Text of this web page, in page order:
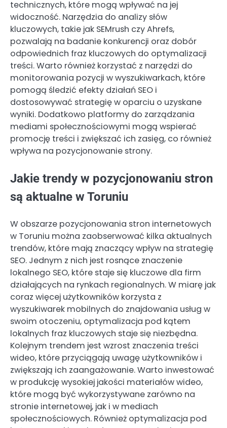
technicznych, które mogą wpływać na jej
widoczność. Narzędzia do analizy słów
kluczowych, takie jak SEMrush czy Ahrefs,
pozwalają na badanie konkurencji oraz dobór
odpowiednich fraz kluczowych do optymalizacji
treści. Warto również korzystać z narzędzi do
monitorowania pozycji w wyszukiwarkach, które
pomogą śledzić efekty działań SEO i
dostosowywać strategię w oparciu o uzyskane
wyniki. Dodatkowo platformy do zarządzania
mediami społecznościowymi mogą wspierać
promocję treści i zwiększać ich zasięg, co również
wpływa na pozycjonowanie strony.
Jakie trendy w pozycjonowaniu stron
są aktualne w Toruniu
W obszarze pozycjonowania stron internetowych
w Toruniu można zaobserwować kilka aktualnych
trendów, które mają znaczący wpływ na strategię
SEO. Jednym z nich jest rosnące znaczenie
lokalnego SEO, które staje się kluczowe dla firm
działających na rynkach regionalnych. W miarę jak
coraz więcej użytkowników korzysta z
wyszukiwarek mobilnych do znajdowania usług w
swoim otoczeniu, optymalizacja pod kątem
lokalnych fraz kluczowych staje się niezbędna.
Kolejnym trendem jest wzrost znaczenia treści
wideo, które przyciągają uwagę użytkowników i
zwiększają ich zaangażowanie. Warto inwestować
w produkcję wysokiej jakości materiałów wideo,
które mogą być wykorzystywane zarówno na
stronie internetowej, jak i w mediach
społecznościowych. Również optymalizacja pod